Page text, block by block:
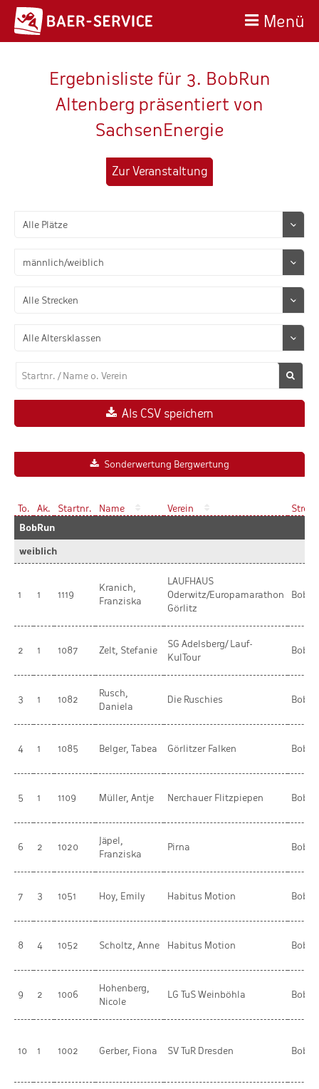
Menü
Ergebnisliste für 3. BobRun
Altenberg präsentiert von
SachsenEnergie
Zur Veranstaltung
Als CSV speichern
Sonderwertung Bergwertung
To. Ak. Startnr. Name Verein
BobRun
weiblich
1 1 1119
Kranich,
Franziska
LAUFHAUS
Oderwitz/Europamarathon
Görlitz
2 1 1087 Zelt, Stefanie
SG Adelsberg/ Lauf-
KulTour
3 1 1082
Rusch,
Daniela
Die Ruschies
4 1 1085 Belger, Tabea Görlitzer Falken
5 1 1109 Müller, Antje Nerchauer Flitzpiepen
6 2 1020
Jäpel,
Franziska
Pirna
7 3 1051 Hoy, Emily Habitus Motion
8 4 1052 Scholtz, Anne Habitus Motion
9 2 1006
Hohenberg,
Nicole
LG TuS Weinböhla
10 1 1002 Gerber, Fiona SV TuR Dresden